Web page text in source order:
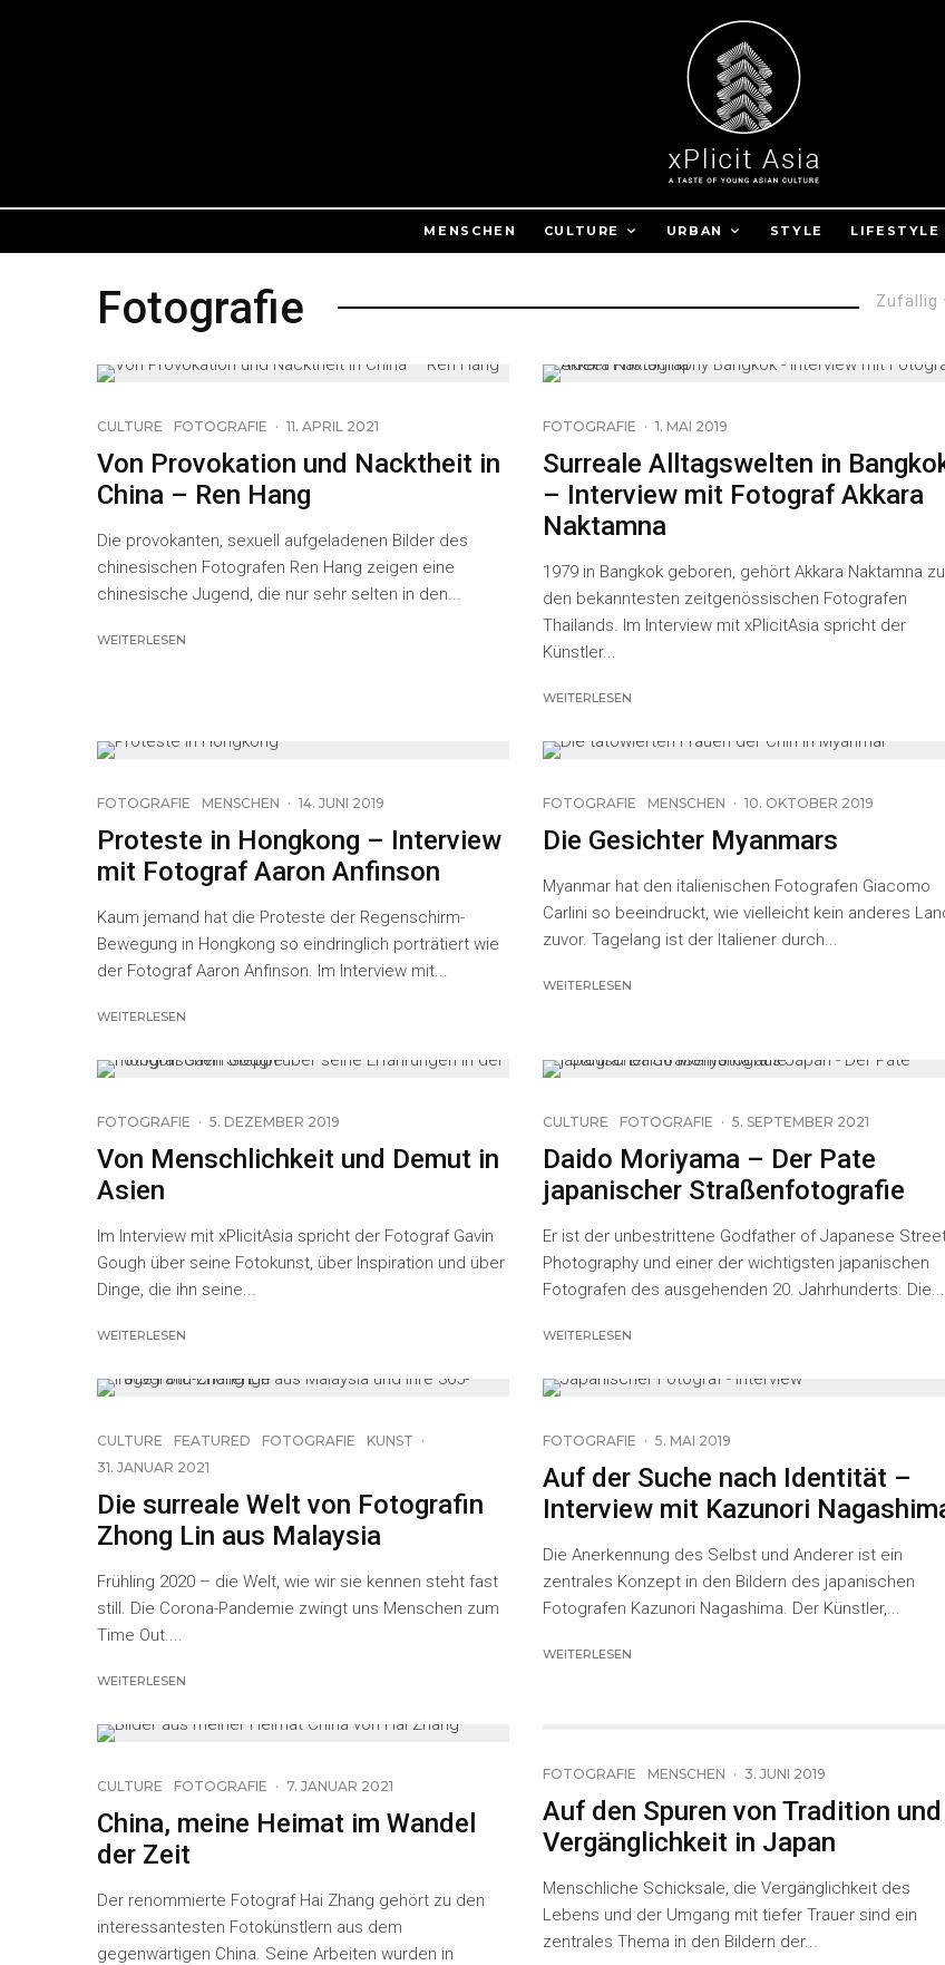
MENSCHEN CULTURE URBAN STYLE LIFESTYLE
Zufällig
Fotografie
CULTURE FOTOGRAFIE · 11. APRIL 2021
Von Provokation und Nacktheit in
China – Ren Hang
Die provokanten, sexuell aufgeladenen Bilder des
chinesischen Fotografen Ren Hang zeigen eine
chinesische Jugend, die nur sehr selten in den...
WEITERLESEN
FOTOGRAFIE · 1. MAI 2019
Surreale Alltagswelten in
– Interview mit Fotograf Akkara
Naktamna
1979 in Bangkok geboren, gehört Akkara Naktamna zu
den bekanntesten zeitgenössischen Fotografen
Thailands. Im Interview mit xPlicitAsia spricht der
Künstler...
WEITERLESEN
FOTOGRAFIE MENSCHEN · 14. JUNI 2019
Proteste in Hongkong – Interview
mit Fotograf Aaron Anfinson
Kaum jemand hat die Proteste der Regenschirm-
Bewegung in Hongkong so eindringlich porträtiert wie
der Fotograf Aaron Anfinson. Im Interview mit...
WEITERLESEN
FOTOGRAFIE MENSCHEN · 10. OKTOBER 2019
Die Gesichter Myanmars
Myanmar hat den italienischen Fotografen Giacomo
Carlini so beeindruckt, wie vielleicht kein anderes
zuvor. Tagelang ist der Italiener durch...
WEITERLESEN
FOTOGRAFIE · 5. DEZEMBER 2019
Von Menschlichkeit und Demut in
Asien
Im Interview mit xPlicitAsia spricht der Fotograf Gavin
Gough über seine Fotokunst, über Inspiration und über
Dinge, die ihn seine...
WEITERLESEN
CULTURE FOTOGRAFIE · 5. SEPTEMBER 2021
Daido Moriyama – Der Pate
japanischer Straßenfotografie
Er ist der unbestrittene Godfather of Japanese
Photography und einer der wichtigsten japanischen
Fotografen des ausgehenden 20. Jahrhunderts. Die...
WEITERLESEN
CULTURE FEATURED FOTOGRAFIE KUNST ·
31. JANUAR 2021
Die surreale Welt von Fotografin
Zhong Lin aus Malaysia
Frühling 2020 – die Welt, wie wir sie kennen steht fast
still. Die Corona-Pandemie zwingt uns Menschen zum
Time Out....
WEITERLESEN
FOTOGRAFIE · 5. MAI 2019
Auf der Suche nach Identität –
Interview mit Kazunori
Die Anerkennung des Selbst und Anderer ist ein
zentrales Konzept in den Bildern des japanischen
Fotografen Kazunori Nagashima. Der Künstler,...
WEITERLESEN
CULTURE FOTOGRAFIE · 7. JANUAR 2021
China, meine Heimat im Wandel
der Zeit
Der renommierte Fotograf Hai Zhang gehört zu den
interessantesten Fotokünstlern aus dem
gegenwärtigen China. Seine Arbeiten wurden in
17
FOTOGRAFIE MENSCHEN · 3. JUNI 2019
Auf den Spuren von Tradition und
Vergänglichkeit in Japan
Menschliche Schicksale, die Vergänglichkeit des
Lebens und der Umgang mit tiefer Trauer sind ein
zentrales Thema in den Bildern der...